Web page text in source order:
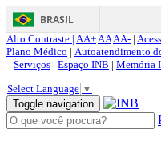
BRASIL
Alto Contraste | AA+AAAA- |
Plano Médico | Autoatendimento
| Serviços | Espaço INB | Memória
Select Language ▼
Toggle navigation